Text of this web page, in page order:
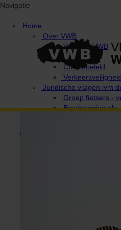
Navigatie
Home
Over VWB
Waarom VWB
Privacy
Cookiebeleid
Verkeersveiligheid
Juridische vragen ivm
Groep fietsers -
Bescherming als